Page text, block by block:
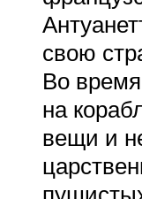
свою
Во
на
вещи и